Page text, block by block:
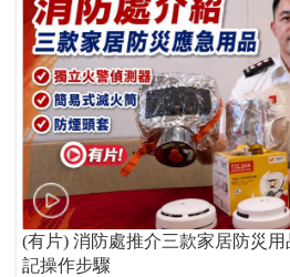
(有片) 消防處推介三款家居防災
記操作步驟